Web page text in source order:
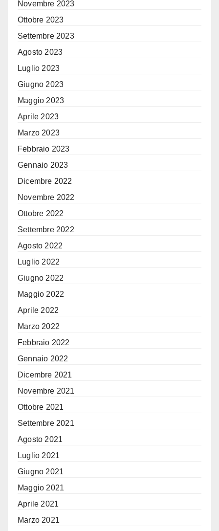
Novembre 2023
Ottobre 2023
Settembre 2023
Agosto 2023
Luglio 2023
Giugno 2023
Maggio 2023
Aprile 2023
Marzo 2023
Febbraio 2023
Gennaio 2023
Dicembre 2022
Novembre 2022
Ottobre 2022
Settembre 2022
Agosto 2022
Luglio 2022
Giugno 2022
Maggio 2022
Aprile 2022
Marzo 2022
Febbraio 2022
Gennaio 2022
Dicembre 2021
Novembre 2021
Ottobre 2021
Settembre 2021
Agosto 2021
Luglio 2021
Giugno 2021
Maggio 2021
Aprile 2021
Marzo 2021